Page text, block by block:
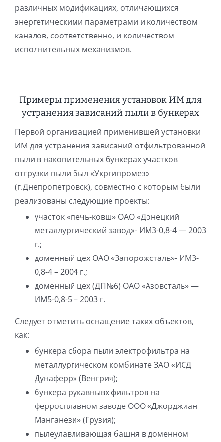
различных модификациях, отличающихся
энергетическими параметрами и количеством
каналов, соответственно, и количеством
исполнительных механизмов.
Примеры применения установок ИМ для
устранения зависаний пыли в бункерах
Первой организацией применившей установки
ИМ для устранения зависаний отфильтрованной
пыли в накопительных бункерах участков
отгрузки пыли был «Укргипромез»
(г.Днепропетровск), совместно с которым были
реализованы следующие проекты:
участок «печь-ковш» ОАО «Донецкий
металлургический завод»- ИМ3-0,8-4 — 2003
г.;
доменный цех ОАО «Запорожсталь»- ИМ3-
0,8-4 – 2004 г.;
доменный цех (ДП№6) ОАО «Азовсталь» —
ИМ5-0,8-5 – 2003 г.
Следует отметить оснащение таких объектов,
как:
бункера сбора пыли электрофильтра на
металлургическом комбинате ЗАО «ИСД
Дунаферр» (Венгрия);
бункера рукавнывх фильтров на
ферросплавном заводе ООО «Джорджиан
Манганези» (Грузия);
пылеулавливающая башня в доменном